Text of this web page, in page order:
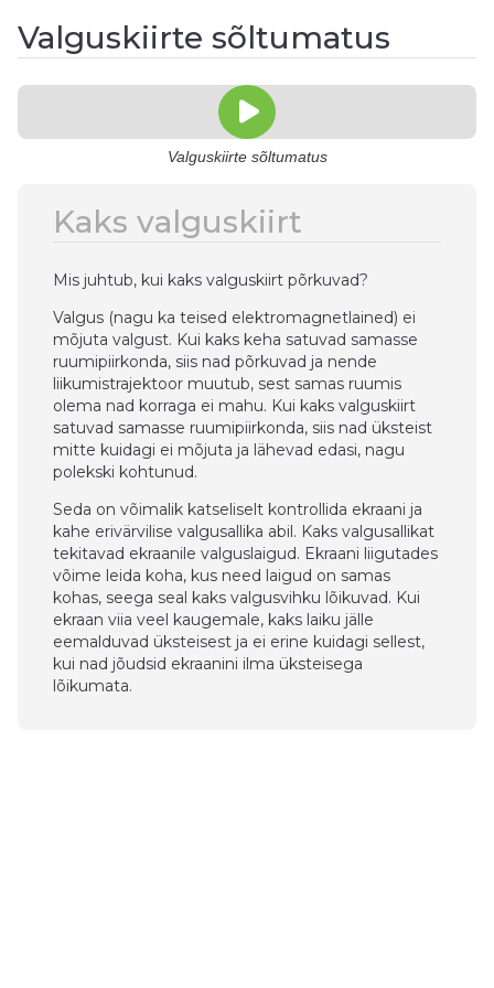
Valguskiirte sõltumatus
Valguskiirte sõltumatus
Kaks valguskiirt
Mis juhtub, kui kaks valguskiirt põrkuvad?
Valgus (nagu ka teised elektromagnetlained) ei
mõjuta valgust. Kui kaks keha satuvad samasse
ruumipiirkonda, siis nad põrkuvad ja nende
liikumistrajektoor muutub, sest samas ruumis
olema nad korraga ei mahu. Kui kaks valguskiirt
satuvad samasse ruumipiirkonda, siis nad üksteist
mitte kuidagi ei mõjuta ja lähevad edasi, nagu
polekski kohtunud.
Seda on võimalik katseliselt kontrollida ekraani ja
kahe erivärvilise valgusallika abil. Kaks valgusallikat
tekitavad ekraanile valguslaigud. Ekraani liigutades
võime leida koha, kus need laigud on samas
kohas, seega seal kaks valgusvihku lõikuvad. Kui
ekraan viia veel kaugemale, kaks laiku jälle
eemalduvad üksteisest ja ei erine kuidagi sellest,
kui nad jõudsid ekraanini ilma üksteisega
lõikumata.